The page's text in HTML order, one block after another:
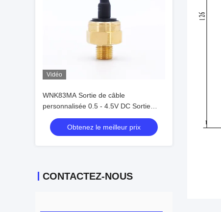
Vidéo
WNK83MA Sortie de câble
personnalisée 0.5 - 4.5V DC Sortie
capteur de pression intelligent
Obtenez le meilleur prix
CONTACTEZ-NOUS